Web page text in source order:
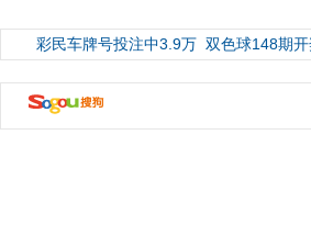
彩民车牌号投注中3.9万 双色球148期